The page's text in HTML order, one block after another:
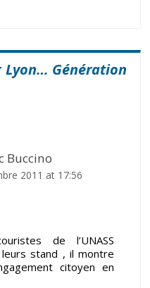
Lyon… Génération
Buccino
2011 at 17:56
de l’UNASS
stand , il montre
citoyen en